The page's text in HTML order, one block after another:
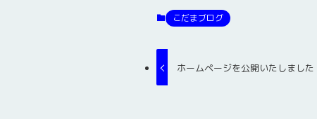
こだまブログ
ホームページを公開いたしました